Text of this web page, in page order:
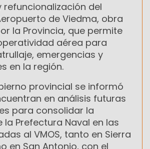
refuncionalización del
de Viedma, obra
la Provincia, que permite
aérea para
emergencias y
en la región.
provincial se informó
en análisis futuras
para consolidar la
la Prefectura Naval en las
al VMOS, tanto en Sierra
en San Antonio, con el